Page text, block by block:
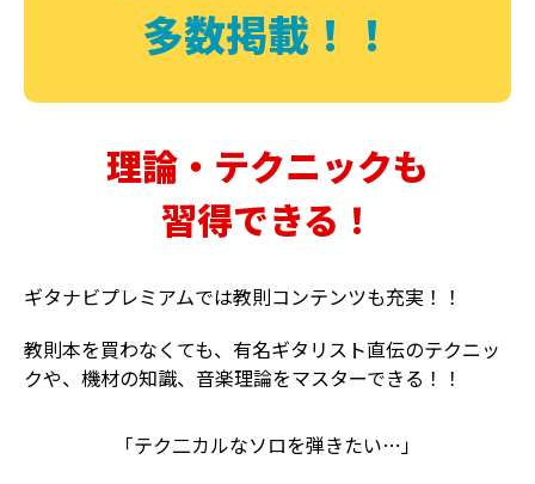
多数掲載！！
理論・テクニックも
習得できる！
ギタナビプレミアムでは教則コンテンツも充実！！
教則本を買わなくても、有名ギタリスト直伝のテクニッ
クや、機材の知識、音楽理論をマスターできる！！
「テク二カルなソロを弾きたい…」